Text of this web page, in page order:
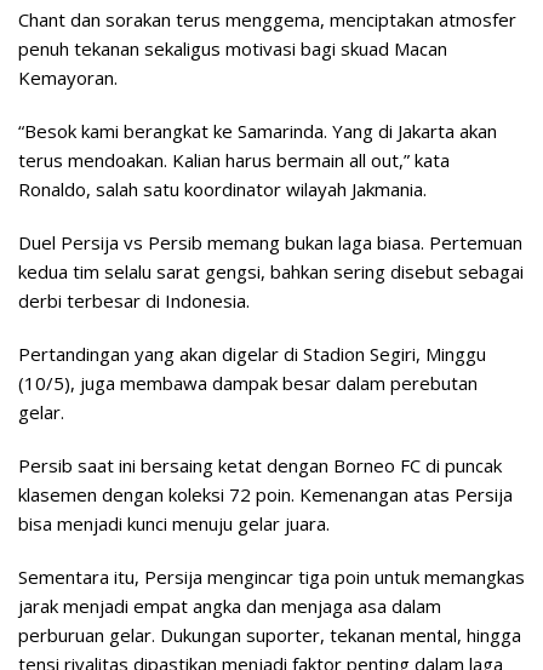
Chant dan sorakan terus menggema, menciptakan atmosfer
penuh tekanan sekaligus motivasi bagi skuad Macan
Kemayoran.
“Besok kami berangkat ke Samarinda. Yang di Jakarta akan
terus mendoakan. Kalian harus bermain all out,” kata
Ronaldo, salah satu koordinator wilayah Jakmania.
Duel Persija vs Persib memang bukan laga biasa. Pertemuan
kedua tim selalu sarat gengsi, bahkan sering disebut sebagai
derbi terbesar di Indonesia.
Pertandingan yang akan digelar di Stadion Segiri, Minggu
(10/5), juga membawa dampak besar dalam perebutan
gelar.
Persib saat ini bersaing ketat dengan Borneo FC di puncak
klasemen dengan koleksi 72 poin. Kemenangan atas Persija
bisa menjadi kunci menuju gelar juara.
Sementara itu, Persija mengincar tiga poin untuk memangkas
jarak menjadi empat angka dan menjaga asa dalam
perburuan gelar. Dukungan suporter, tekanan mental, hingga
tensi rivalitas dipastikan menjadi faktor penting dalam laga